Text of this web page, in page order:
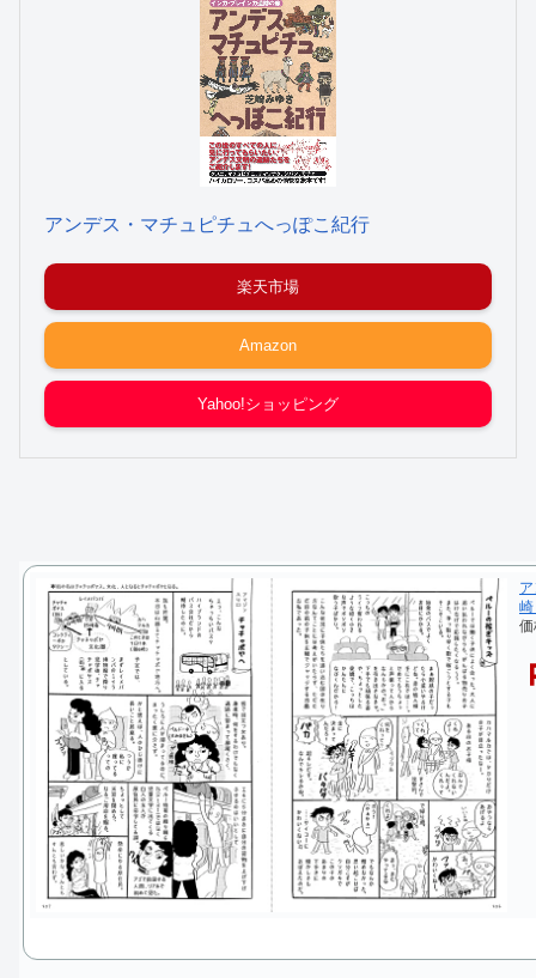
アンデス・マチュピチュへっぽこ紀行
楽天市場
Amazon
Yahoo!ショッピング
崎